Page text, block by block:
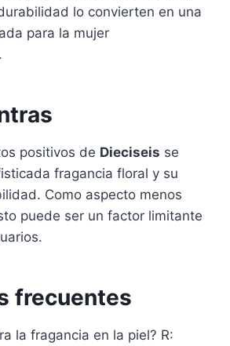
lo convierten en una
para la mujer
positivos de Dieciseis se
fragancia floral y su
Como aspecto menos
puede ser un factor limitante
frecuentes
la fragancia en la piel? R: